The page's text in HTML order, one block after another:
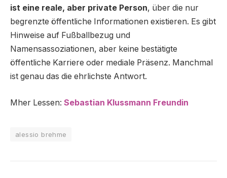
ist eine reale, aber private Person, über die nur
begrenzte öffentliche Informationen existieren. Es gibt
Hinweise auf Fußballbezug und
Namensassoziationen, aber keine bestätigte
öffentliche Karriere oder mediale Präsenz. Manchmal
ist genau das die ehrlichste Antwort.
Mher Lessen: Sebastian Klussmann Freundin
alessio brehme